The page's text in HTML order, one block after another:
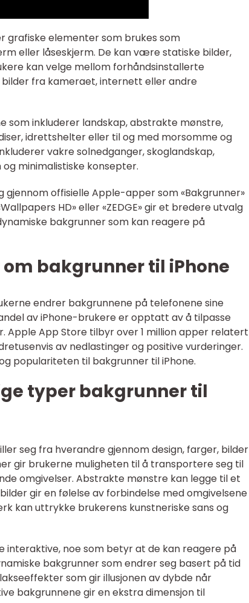
grafiske elementer som brukes som
eller låseskjerm. De kan være statiske bilder,
kan velge mellom forhåndsinstallerte
fra kameraet, internett eller andre
som inkluderer landskap, abstrakte mønstre,
idrettshelter eller til og med morsomme og
vakre solnedganger, skoglandskap,
minimalistiske konsepter.
gjennom offisielle Apple-apper som «Bakgrunner»
HD» eller «ZEDGE» gir et bredere utvalg
bakgrunner som kan reagere på
bakgrunner til iPhone
endrer bakgrunnene på telefonene sine
av iPhone-brukere er opptatt av å tilpasse
Apple App Store tilbyr over 1 million apper relatert
av nedlastinger og positive vurderinger.
populariteten til bakgrunner til iPhone.
typer bakgrunner til
seg fra hverandre gjennom design, farger, bilder
gir brukerne muligheten til å transportere seg til
omgivelser. Abstrakte mønstre kan legge til et
gir en følelse av forbindelse med omgivelsene
kan uttrykke brukerens kunstneriske sans og
interaktive, noe som betyr at de kan reagere på
bakgrunner som endrer seg basert på tid
som gir illusjonen av dybde når
bakgrunnene gir en ekstra dimensjon til